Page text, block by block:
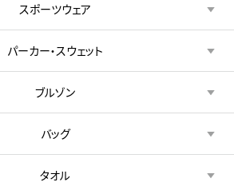
スポーツウェア
パーカー・スウェット
ブルゾン
バッグ
タオル